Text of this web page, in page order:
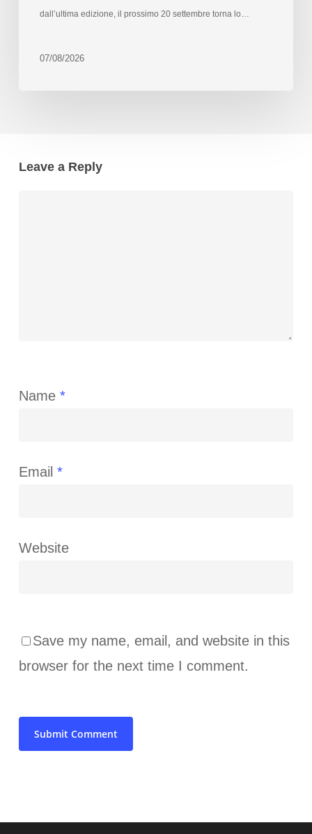
dall’ultima edizione, il prossimo 20 settembre torna lo…
07/08/2026
Leave a Reply
Name *
Email *
Website
Save my name, email, and website in this
browser for the next time I comment.